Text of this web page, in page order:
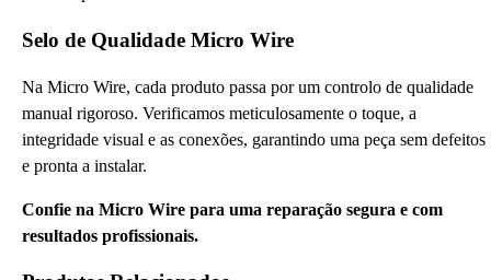
Selo de Qualidade Micro Wire
Na Micro Wire, cada produto passa por um controlo de qualidade
manual rigoroso. Verificamos meticulosamente o toque, a
integridade visual e as conexões, garantindo uma peça sem defeitos
e pronta a instalar.
Confie na Micro Wire para uma reparação segura e com
resultados profissionais.